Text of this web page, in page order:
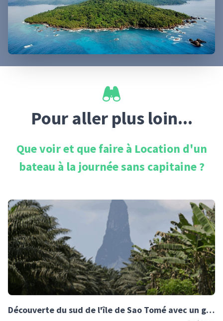
Pour aller plus loin...
Que voir et que faire à Location d'un
bateau à la journée sans capitaine?
Découverte du sud de l'île de Sao Tomé avec un guide